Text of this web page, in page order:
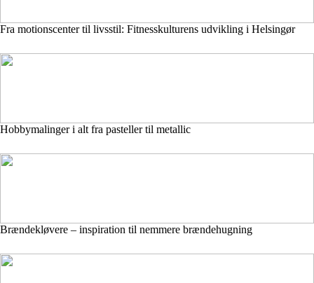
Fra motionscenter til livsstil: Fitnesskulturens udvikling i Helsingør
Hobbymalinger i alt fra pasteller til metallic
Brændekløvere – inspiration til nemmere brændehugning